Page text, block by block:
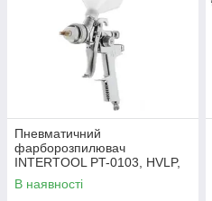
Пневматичний
фарборозпилювач
INTERTOOL PT-0103, HVLP,
форсунка 1.4 мм, верхній
пластиковий бачок 600мл.,
В наявності